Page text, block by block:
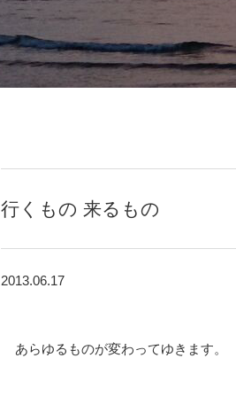
行くもの 来るもの
2013.06.17
あらゆるものが変わってゆきます。